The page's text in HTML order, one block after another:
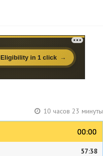
10 часов 23 минуты
00:00
00:00
57:38